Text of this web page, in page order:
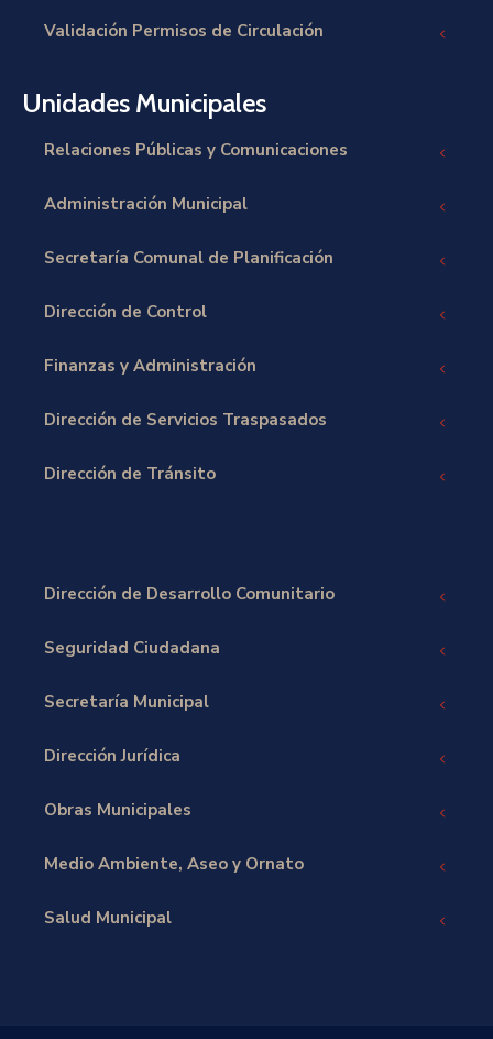
Validación Permisos de Circulación
Unidades Municipales
Relaciones Públicas y Comunicaciones
Administración Municipal
Secretaría Comunal de Planificación
Dirección de Control
Finanzas y Administración
Dirección de Servicios Traspasados
Dirección de Tránsito
Dirección de Desarrollo Comunitario
Seguridad Ciudadana
Secretaría Municipal
Dirección Jurídica
Obras Municipales
Medio Ambiente, Aseo y Ornato
Salud Municipal